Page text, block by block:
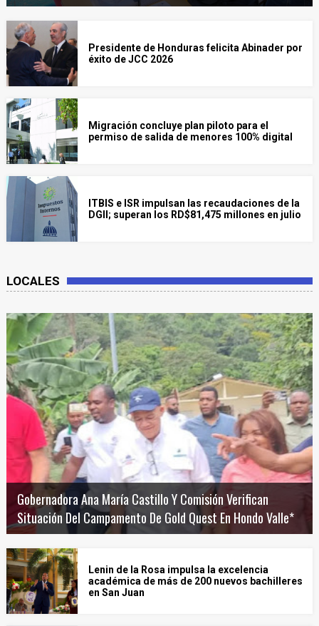
Presidente de Honduras felicita Abinader por
éxito de JCC 2026
Migración concluye plan piloto para el
permiso de salida de menores 100% digital
ITBIS e ISR impulsan las recaudaciones de la
DGII; superan los RD$81,475 millones en julio
LOCALES
Gobernadora Ana María Castillo Y Comisión Verifican
Situación Del Campamento De Gold Quest En Hondo Valle*
Lenin de la Rosa impulsa la excelencia
académica de más de 200 nuevos bachilleres
en San Juan